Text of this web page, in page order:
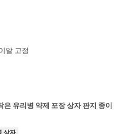
알 고정
유리병 약제 포장 상자 판지 종이
상자